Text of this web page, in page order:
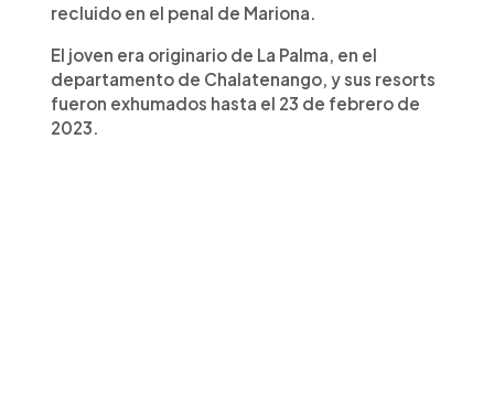
recluido en el penal de Mariona.
El joven era originario de La Palma, en el
departamento de Chalatenango, y sus resorts
fueron exhumados hasta el 23 de febrero de
2023.